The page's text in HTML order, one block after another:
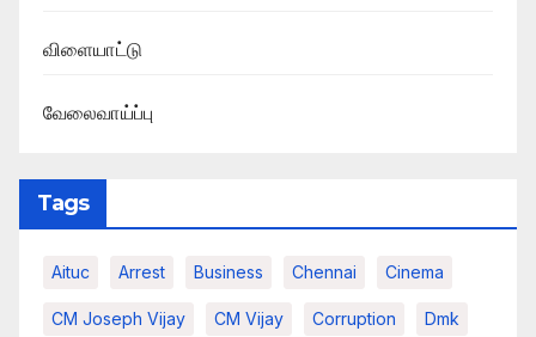
விளையாட்டு
வேலைவாய்ப்பு
Tags
Aituc Arrest Business Chennai Cinema
CM Joseph Vijay CM Vijay Corruption Dmk